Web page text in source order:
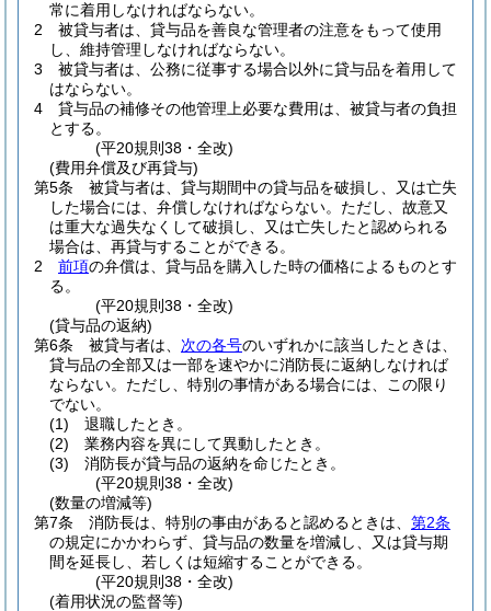
常に着用しなければならない。
2
被貸与者は、貸与品を善良な管理者の注意をもって使用
し、維持管理しなければならない。
3
被貸与者は、公務に従事する場合以外に貸与品を着用して
はならない。
4
貸与品の補修その他管理上必要な費用は、被貸与者の負担
とする。
(平20規則38・全改)
(費用弁償及び再貸与)
第5条
被貸与者は、貸与期間中の貸与品を破損し、又は亡失
した場合には、弁償しなければならない。 ただし、故意又
は重大な過失なくして破損し、又は亡失したと認められる
場合は、再貸与することができる。
2
前項の弁償は、貸与品を購入した時の価格によるものとす
る。
(平20規則38・全改)
(貸与品の返納)
第6条
被貸与者は、 次の各号のいずれかに該当したときは、
貸与品の全部又は一部を速やかに消防長に返納しなければ
ならない。 ただし、特別の事情がある場合には、この限り
でない。
(1)
退職したとき。
(2)
業務内容を異にして異動したとき。
(3)
消防長が貸与品の返納を命じたとき。
(平20規則38・全改)
(数量の増減等)
第7条
消防長は、特別の事由があると認めるときは、 第2条
の規定にかかわらず、貸与品の数量を増減し、又は貸与期
間を延長し、若しくは短縮することができる。
(平20規則38・全改)
(着用状況の監督等)